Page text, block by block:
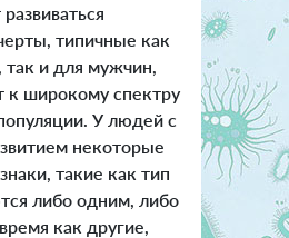
типичные как
и для мужчин,
к широкому спектру
У людей с
некоторые
такие как тип
либо одним, либо
как другие,